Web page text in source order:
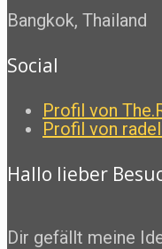
Bangkok, Thailand
Social
Profil von
Profil von
Hallo lieber
Dir gefällt meine